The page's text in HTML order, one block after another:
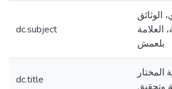
dc.subject
الوثائق
العلامة
بلعمش
dc.title
المختار